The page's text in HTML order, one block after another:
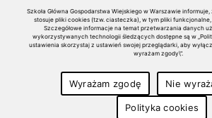
© 1816–2026 SGGW — ALL RIGHTS RESERVED
Szkoła Główna Gospodarstwa Wiejskiego w Warszawie
stosuje pliki cookies (tzw. ciasteczka), w tym pliki
Szczegółowe informacje na temat przetwarzania danych
wykorzystywanych technologii śledzących dostępne są w
ustawienia skorzystaj z ustawień swojej przeglądarki, aby
wyrażam zgody\".
Wyrażam zgodę Nie
Polityka cookies